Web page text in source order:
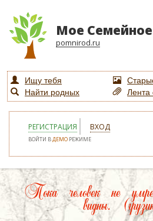
Мое
pomnirod.ru
Ищу тебя
Найти родных
Лента
РЕГИСТРАЦИЯ ВХОД
ВОЙТИ ВДЕМО РЕЖИМЕ
Пока человек не
видны.